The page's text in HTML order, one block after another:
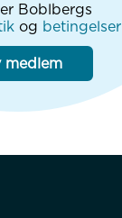
Boblbergs
og betingelser
medlem